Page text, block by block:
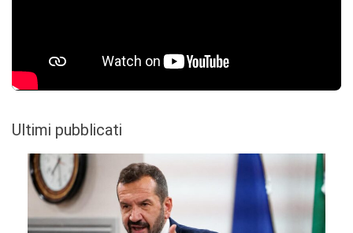
Ultimi pubblicati